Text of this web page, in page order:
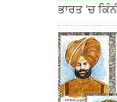
ਭਾਰਤ 'ਚ